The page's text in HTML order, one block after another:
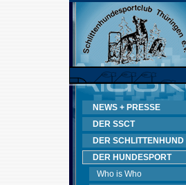
NEWS + PRESSE
DER SSCT
DER SCHLITTENHUND
DER HUNDESPORT
Who is Who